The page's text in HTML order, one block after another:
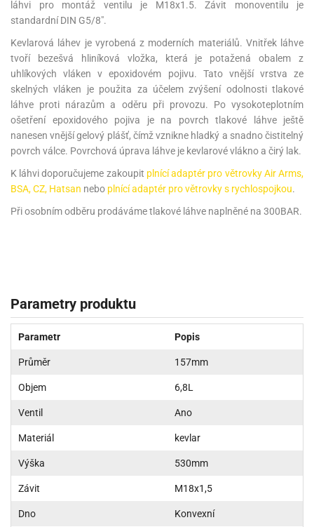
láhvi pro montáž ventilu je M18x1.5. Závit monoventilu je
standardní DIN G5/8".
Kevlarová láhev je vyrobená z moderních materiálů. Vnitřek láhve
tvoří bezešvá hliníková vložka, která je potažená obalem z
uhlíkových vláken v epoxidovém pojivu. Tato vnější vrstva ze
skelných vláken je použita za účelem zvýšení odolnosti tlakové
láhve proti nárazům a oděru při provozu. Po vysokoteplotním
ošetření epoxidového pojiva je na povrch tlakové láhve ještě
nanesen vnější gelový plášť, čímž vznikne hladký a snadno čistitelný
povrch válce. Povrchová úprava láhve je kevlarové vlákno a čirý lak.
K láhvi doporučujeme zakoupit plnící adaptér pro větrovky Air Arms,
BSA, CZ, Hatsan nebo plnící adaptér pro větrovky s rychlospojkou.
Při osobním odběru prodáváme tlakové láhve naplněné na 300BAR.
Parametry produktu
Parametr Popis
Průměr 157mm
Objem 6,8L
Ventil Ano
Materiál kevlar
Výška 530mm
Závit M18x1,5
Dno Konvexní